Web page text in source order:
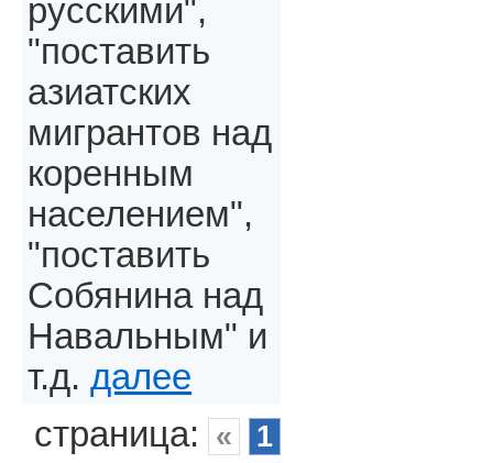
русскими",
"поставить
азиатских
мигрантов над
коренным
населением",
"поставить
Собянина над
Навальным" и
т.д. далее
страница: «
1